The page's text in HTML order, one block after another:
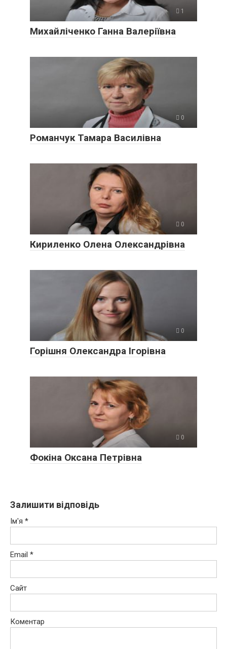
1
Михайліченко Ганна Валеріївна
0
Романчук Тамара Василівна
0
Кириленко Олена Олександрівна
0
Горішня Олександра Ігорівна
0
Фокіна Оксана Петрівна
Залишити відповідь
Ім'я *
Email *
Сайт
Коментар